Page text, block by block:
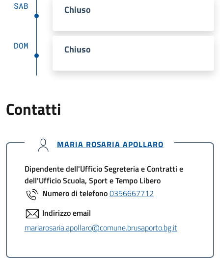
SAB Chiuso
DOM Chiuso
Contatti
MARIA ROSARIA APOLLARO
Dipendente dell'Ufficio Segreteria e Contratti e
dell'Ufficio Scuola, Sport e Tempo Libero
Numero di telefono0356667712
Indirizzo email
mariarosaria.apollaro@comune.brusaporto.bg.it